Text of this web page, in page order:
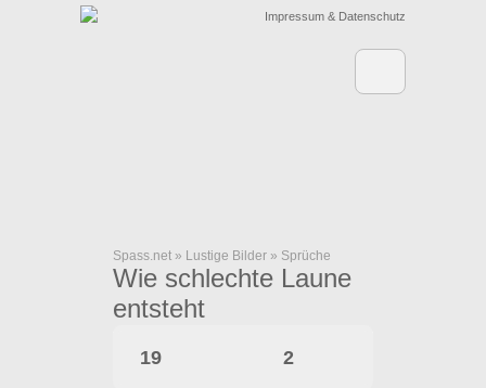
Impressum & Datenschutz
Spass.net » Lustige Bilder » Sprüche
Wie schlechte Laune
entsteht
19 2